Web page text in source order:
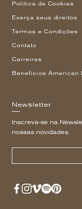
Política de Cookies
Exerça seus direitos
Termos e Condições
Contato
Carreiras
Benefícios American
Newsletter
Inscreva-se na
nossas novidades.